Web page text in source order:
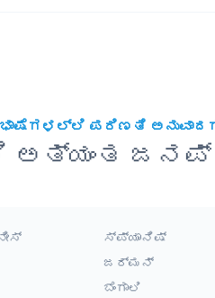
ಭಾಷೆಗಳಲ್ಲಿ ಪರಿಣತಿ
ಅತ್ಯಂತ
ಸ್ಪ್ಯಾನಿಷ್
ಜರ್ಮನ್
ಬೆಂಗಾಲಿ